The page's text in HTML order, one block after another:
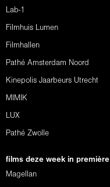
Lab-1
Filmhuis Lumen
Filmhallen
Pathé Amsterdam Noord
Kinepolis Jaarbeurs Utrecht
MIMIK
LUX
Pathé Zwolle
films deze week in première
Magellan